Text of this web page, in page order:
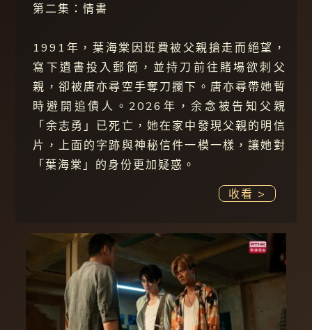
第二集：情書
1991年，葉海棠因班費被父親搶走而絕望，
寫下遺書投入郵筒，並持刀前往賭場欲刺父
親，卻被唐亦尋空手奪刀攔下。唐亦尋帶她暫
時避開追債人。2026年，余念被告知父親
「余志勇」已死亡，她在家中發現父親的明信
片，上面的字跡與神秘信件一模一樣，讓她對
「葉海棠」的身份更加疑惑。
收看 >